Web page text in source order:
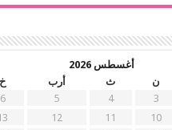
أغسطس 2026
ن ث أرب خ
3
4
5
6
10
11
12